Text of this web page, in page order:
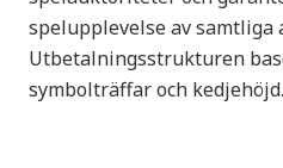
spelupplevelse av samtliga
Utbetalningsstrukturen
symbolträffar och kedjehöjd.